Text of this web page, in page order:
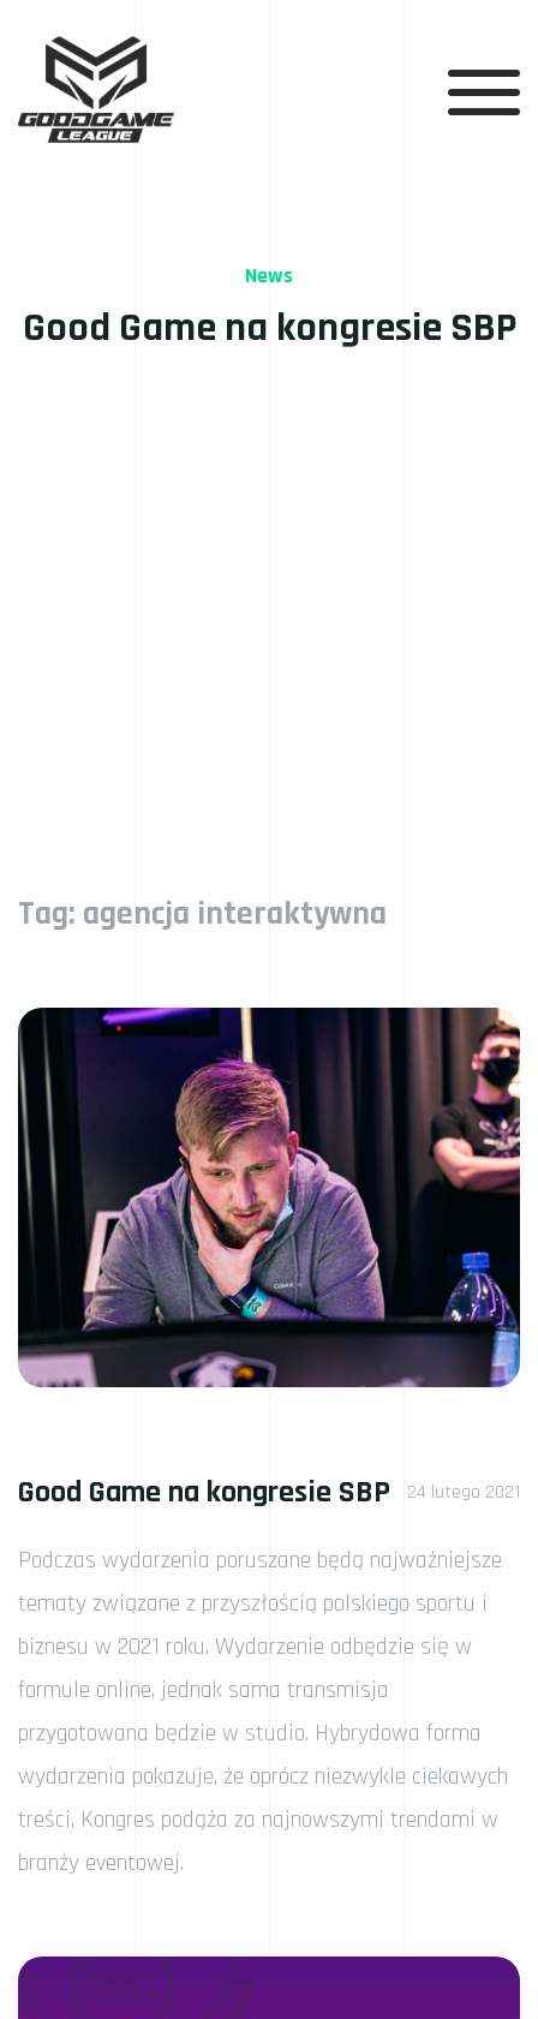
News
Good Game na kongresie SBP
Tag: agencja interaktywna
Good Game na kongresie SBP 24 lutego 2021
Podczas wydarzenia poruszane będą najważniejsze
tematy związane z przyszłością polskiego sportu i
biznesu w 2021 roku. Wydarzenie odbędzie się w
formule online, jednak sama transmisja
przygotowana będzie w studio. Hybrydowa forma
wydarzenia pokazuje, że oprócz niezwykle ciekawych
treści, Kongres podąża za najnowszymi trendami w
branży eventowej.